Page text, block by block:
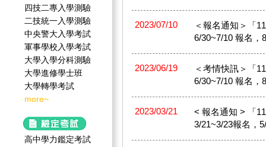
四技二專入學測驗
二技統一入學測驗
中央警大入學考試
軍事學校入學考試
大學入學分科測驗
大學進修學士班
大學轉學考試
more~
高中學力鑑定考試
2023/07/10
＜報名通知＞「
6/30~7/10 報名，
2023/06/19
＜考情快訊＞「
6/30~7/10 報名，
2023/03/21
< 報名通知 > 「
3/21~3/23報名，